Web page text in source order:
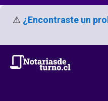
⚠ ¿Encontraste un